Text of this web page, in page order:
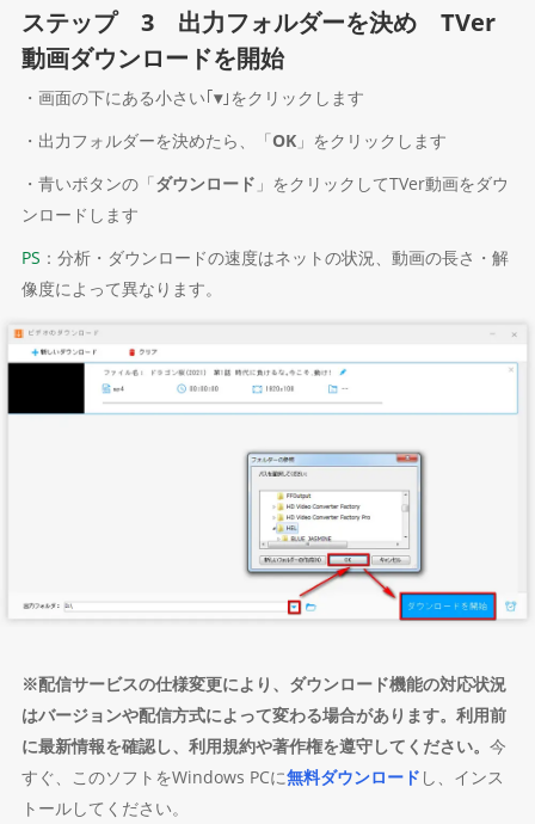
ステップ 3 出力フォルダーを決め TVer
動画ダウンロードを開始
・画面の下にある小さい｢▾｣をクリックします
・出力フォルダーを決めたら、「OK」をクリックします
・青いボタンの「ダウンロード 」をクリックしてTVer動画をダウ
ンロードします
PS ：分析・ダウンロードの速度はネットの状況、動画の長さ・解
像度によって異なります。
※配信サービスの仕様変更により、ダウンロード機能の対応状況
はバージョンや配信方式によって変わる場合があります。利用前
に最新情報を確認し、利用規約や著作権を遵守してください。 今
すぐ、このソフトをWindows PCに無料ダウンロード し、インス
トールしてください。